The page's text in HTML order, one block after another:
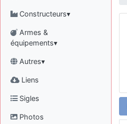
Constructeurs▾
Armes &
équipements▾
Autres▾
Liens
Sigles
Photos